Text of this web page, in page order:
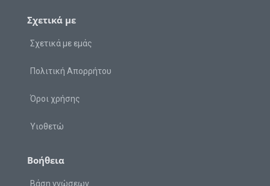
Σχετικά με
Σχετικά με εμάς
Πολιτική Απορρήτου
Όροι χρήσης
Υιοθετώ
Βοήθεια
Βάση γνώσεων